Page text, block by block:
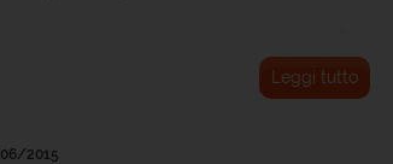
Leggi tutto
2015